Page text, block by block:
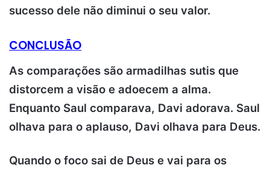
sucesso dele não diminui o seu valor.
CONCLUSÃO
As comparações são armadilhas sutis que
distorcem a visão e adoecem a alma.
Enquanto Saul comparava, Davi adorava. Saul
olhava para o aplauso, Davi olhava para Deus.
Quando o foco sai de Deus e vai para os